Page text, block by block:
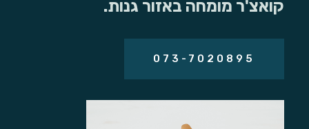
קואצ'ר מומחה באזור גנות.
073-7020895